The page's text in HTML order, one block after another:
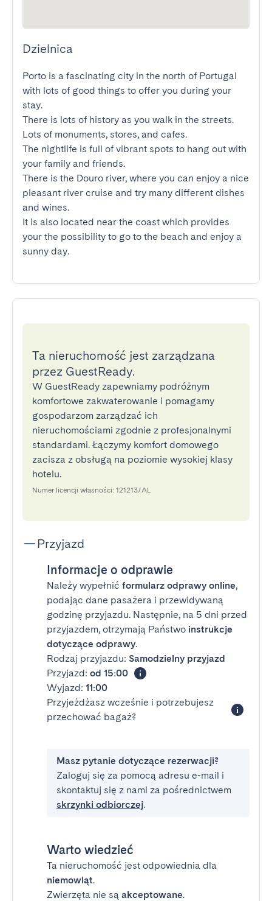
Dzielnica
Porto is a fascinating city in the north of Portugal
with lots of good things to offer you during your
stay.
There is lots of history as you walk in the streets.
Lots of monuments, stores, and cafes.
The nightlife is full of vibrant spots to hang out with
your family and friends.
There is the Douro river, where you can enjoy a nice
pleasant river cruise and try many different dishes
and wines.
It is also located near the coast which provides
your the possibility to go to the beach and enjoy a
sunny day.
Ta nieruchomość jest zarządzana
przez GuestReady.
W GuestReady zapewniamy podróżnym
komfortowe zakwaterowanie i pomagamy
gospodarzom zarządzać ich
nieruchomościami zgodnie z profesjonalnymi
standardami. Łączymy komfort domowego
zacisza z obsługą na poziomie wysokiej klasy
hotelu.
Numer licencji własności: 121213/AL
Przyjazd
Informacje o odprawie
Należy wypełnić formularz odprawy online,
podając dane pasażera i przewidywaną
godzinę przyjazdu. Następnie, na 5 dni przed
przyjazdem, otrzymają Państwo instrukcje
dotyczące odprawy.
Rodzaj przyjazdu: Samodzielny przyjazd
Przyjazd: od 15:00
Wyjazd: 11:00
Przyjeżdżasz wcześnie i potrzebujesz
przechować bagaż?
Masz pytanie dotyczące rezerwacji?
Zaloguj się za pomocą adresu e-mail i
skontaktuj się z nami za pośrednictwem
skrzynki odbiorczej.
Warto wiedzieć
Ta nieruchomość jest odpowiednia dla
niemowląt.
Zwierzęta nie są akceptowane.